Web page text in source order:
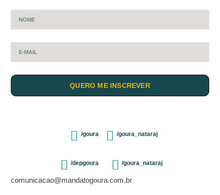
QUERO ME INSCREVER
/goura /goura_nataraj
/depgoura /goura_nataraj
comunicacao@mandatogoura.com.br